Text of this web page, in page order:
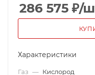
286 575 ₽/
Характеристики
Газ — Кислород